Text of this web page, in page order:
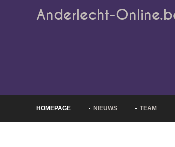
Anderlecht-
HOMEPAGE NIEUWS TEAM